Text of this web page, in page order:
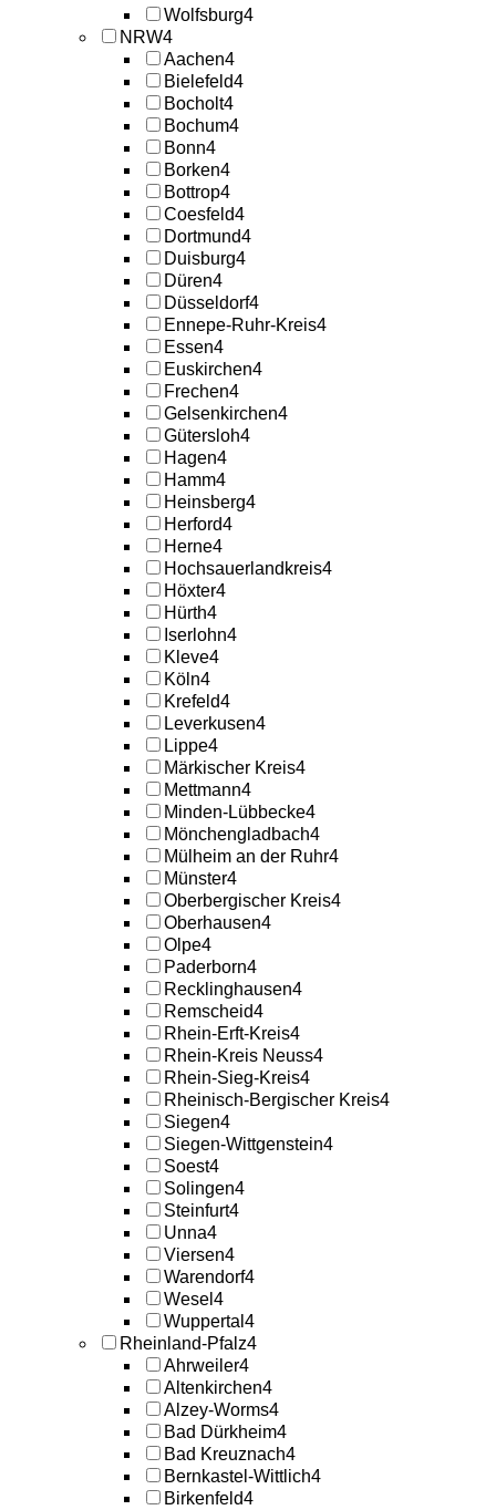
Wolfsburg4
NRW4
Aachen4
Bielefeld4
Bocholt4
Bochum4
Bonn4
Borken4
Bottrop4
Coesfeld4
Dortmund4
Duisburg4
Düren4
Düsseldorf4
Ennepe-Ruhr-Kreis4
Essen4
Euskirchen4
Frechen4
Gelsenkirchen4
Gütersloh4
Hagen4
Hamm4
Heinsberg4
Herford4
Herne4
Hochsauerlandkreis4
Höxter4
Hürth4
Iserlohn4
Kleve4
Köln4
Krefeld4
Leverkusen4
Lippe4
Märkischer Kreis4
Mettmann4
Minden-Lübbecke4
Mönchengladbach4
Mülheim an der Ruhr4
Münster4
Oberbergischer Kreis4
Oberhausen4
Olpe4
Paderborn4
Recklinghausen4
Remscheid4
Rhein-Erft-Kreis4
Rhein-Kreis Neuss4
Rhein-Sieg-Kreis4
Rheinisch-Bergischer Kreis4
Siegen4
Siegen-Wittgenstein4
Soest4
Solingen4
Steinfurt4
Unna4
Viersen4
Warendorf4
Wesel 4
Wuppertal 4
Rheinland-Pfalz4
Ahrweiler4
Altenkirchen4
Alzey-Worms4
Bad Dürkheim4
Bad Kreuznach4
Bernkastel-Wittlich4
Birkenfeld4